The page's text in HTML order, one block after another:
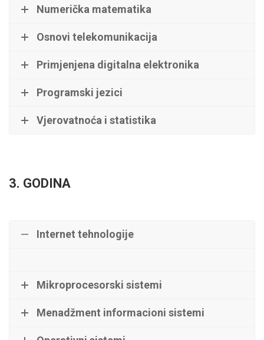
Numerička matematika
Osnovi telekomunikacija
Primjenjena digitalna elektronika
Programski jezici
Vjerovatnoća i statistika
3. GODINA
Internet tehnologije
Mikroprocesorski sistemi
Menadžment informacioni sistemi